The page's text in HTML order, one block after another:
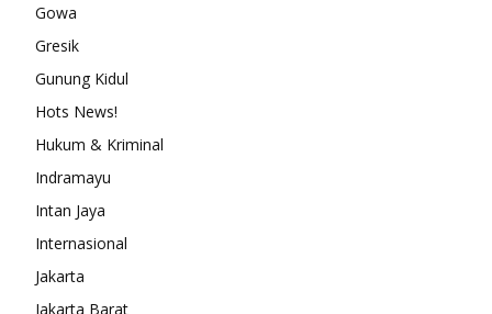
Gowa
Gresik
Gunung Kidul
Hots News!
Hukum & Kriminal
Indramayu
Intan Jaya
Internasional
Jakarta
Jakarta Barat